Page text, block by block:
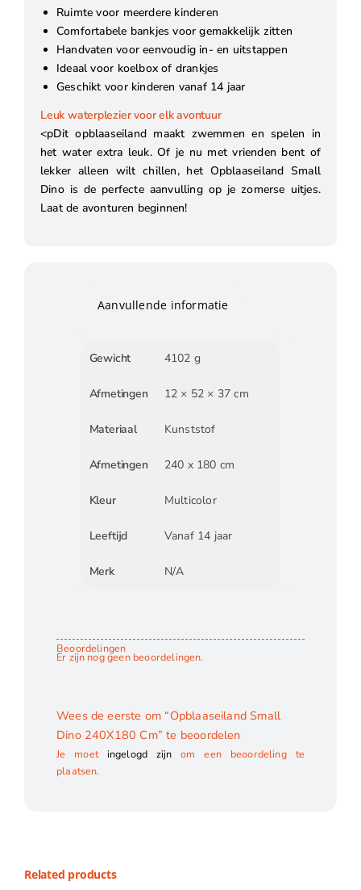
Ruimte voor meerdere kinderen
Comfortabele bankjes voor gemakkelijk zitten
Handvaten voor eenvoudig in- en uitstappen
Ideaal voor koelbox of drankjes
Geschikt voor kinderen vanaf 14 jaar
Leuk waterplezier voor elk avontuur
<pDit opblaaseiland maakt zwemmen en spelen in
het water extra leuk. Of je nu met vrienden bent of
lekker alleen wilt chillen, het Opblaaseiland Small
Dino is de perfecte aanvulling op je zomerse uitjes.
Laat de avonturen beginnen!
Aanvullende informatie
Gewicht 4102 g
Afmetingen 12 × 52 × 37 cm
Materiaal Kunststof
Afmetingen 240 x 180 cm
Kleur Multicolor
Leeftijd Vanaf 14 jaar
Merk N/A
Beoordelingen
Er zijn nog geen beoordelingen.
Wees de eerste om “Opblaaseiland Small
Dino 240X180 Cm” te beoordelen
Je moet ingelogd zijn om een beoordeling te
plaatsen.
Related products